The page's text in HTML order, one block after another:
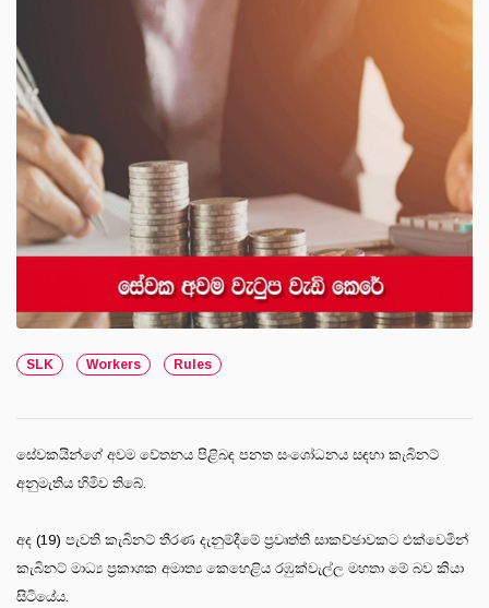
SLK Workers Rules
සේවකයින්ගේ අවම වේතනය පිළිබඳ පනත සංශෝධනය සඳහා කැබිනට්
අනුමැතිය හිමිව තිබේ.
අද (19) පැවති කැබිනට් තීරණ දැනුම්දීමේ ප්‍රවෘත්ති සාකච්ඡාවකට එක්වෙමින්
කැබිනට් මාධ්‍ය ප්‍රකාශක අමාත්‍ය කෙහෙළිය රඹුක්වැල්ල මහතා මේ බව කියා
සිටියේය.